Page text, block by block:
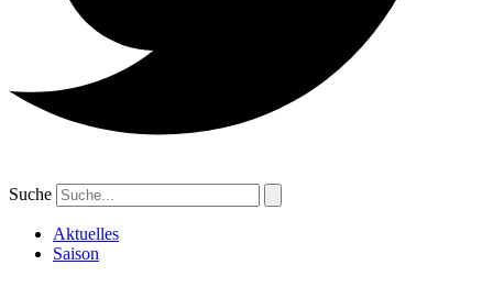
Suche
Aktuelles
Saison